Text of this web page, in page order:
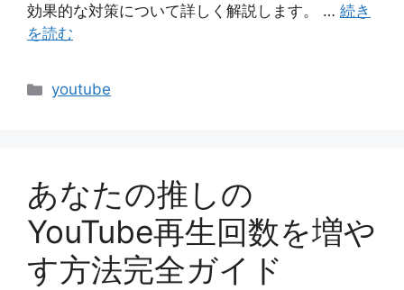
効果的な対策について詳しく解説します。 … 続き
を読む
カ
youtube
あなたの推しの
YouTube再生回数を増や
す方法完全ガイド